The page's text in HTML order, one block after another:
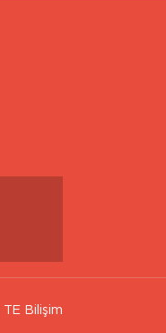
TE Bilişim